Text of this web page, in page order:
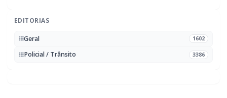
EDITORIAS
Geral 1602
Policial / Trânsito 3386